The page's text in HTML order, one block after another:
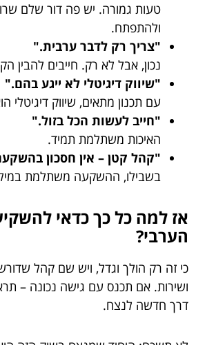
טעות גמורה. יש פה דור שלם
ולהתפתח.
"צריך רק לדבר ערבית."
נכון, אבל לא רק. חייבים להבין
"שיווק דיגיטלי לא ייגע בהם."
עם תכנון מתאים, שיווק דיגיטלי
"חייב לעשות הכל בזול."
האיכות משתלמת תמיד.
"קהל קטן – אין חסכון
בשבילו, ההשקעה משתלמת
אז למה כל כך כדאי
הערבי?
כי זה רק הולך וגדל, ויש שם קהל
ושירות. אם תכנס עם גישה נכונה –
דרך חדשה לנצח.